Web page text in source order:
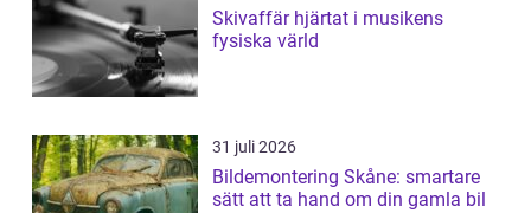
Skivaffär hjärtat i musikens
fysiska värld
31 juli 2026
Bildemontering Skåne: smartare
sätt att ta hand om din gamla bil